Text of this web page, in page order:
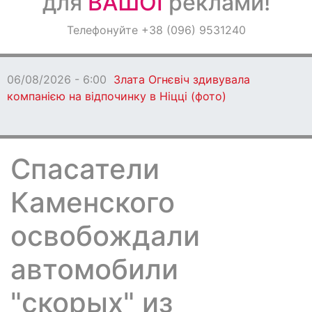
ОголошенняТелефонуйте +38 (096) 9531240
06/08/2026 - 6:00 Злата Огнєвіч здивувала
компанією на відпочинку в Ніцці (фото)
Спасатели
Каменского
освобождали
автомобили
"скорых" из